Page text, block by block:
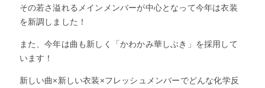
その若さ溢れるメインメンバーが中心となって今年は衣装
を新調しました！
また、今年は曲も新しく「かわかみ華しぶき」を採用して
います！
新しい曲×新しい衣装×フレッシュメンバーでどんな化学反